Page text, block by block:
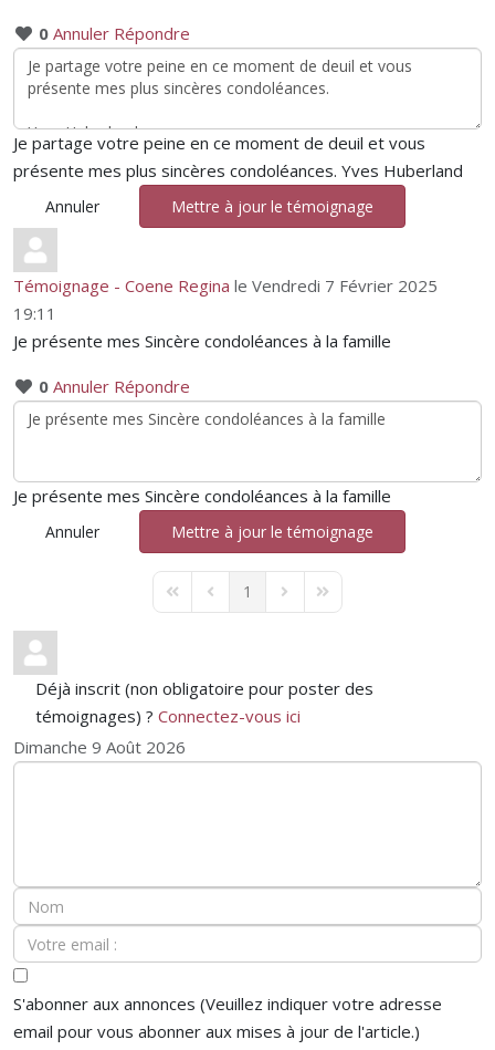
0 Annuler Répondre
Je partage votre peine en ce moment de deuil et vous
présente mes plus sincères condoléances. Yves Huberland
Annuler Mettre à jour le témoignage
Témoignage - Coene Regina le Vendredi 7 Février 2025
19:11
Je présente mes Sincère condoléances à la famille
0 Annuler Répondre
Je présente mes Sincère condoléances à la famille
Annuler Mettre à jour le témoignage
First PagePrevious Page
1 Next PageLast Page
Déjà inscrit (non obligatoire pour poster des
témoignages) ? Connectez-vous ici
Dimanche 9 Août 2026
S'abonner aux annonces (Veuillez indiquer votre adresse
email pour vous abonner aux mises à jour de l'article.)